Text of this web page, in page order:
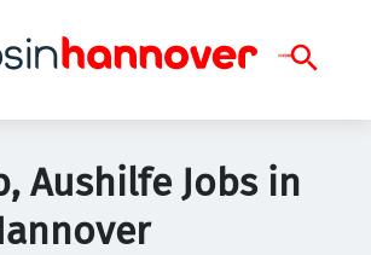
Aushilfe Jobs in